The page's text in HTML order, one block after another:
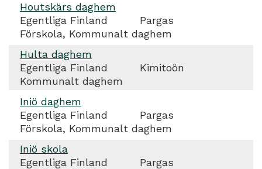
Houtskärs daghem
Egentliga Finland
Pargas
Förskola, Kommunalt daghem
Hulta daghem
Egentliga Finland
Kimitoön
Kommunalt daghem
Iniö daghem
Egentliga Finland
Pargas
Förskola, Kommunalt daghem
Iniö skola
Egentliga Finland
Pargas